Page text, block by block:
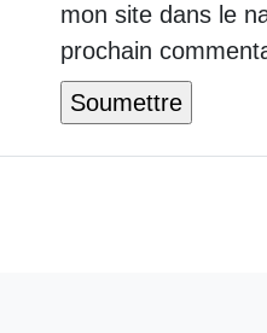
mon site dans le
prochain